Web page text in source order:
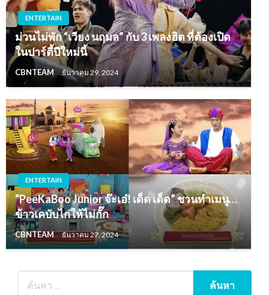
ENTERTAIN
ม่วนไม่พัก “เวียง นฤมล” กับ 3 เพลงฮิต ที่ต้องเปิด
ในปาร์ตี้ปีใหม่นี้
CBNTEAM ธันวาคม 29, 2024
ENTERTAIN
“PeeKaBoo Junior จ๊ะเอ๋! เด็ด เด็ด” ชวนทำเมนู…
ข้าวเคบับไก่ให้ไม่กั๊ก
CBNTEAM ธันวาคม 27, 2024